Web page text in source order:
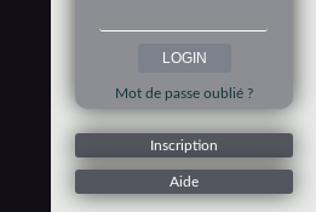
Mot de passe oublié ?
Inscription
Aide